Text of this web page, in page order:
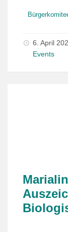
6. April
Events